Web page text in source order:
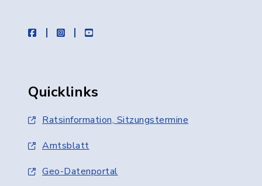
facebookinstagramyoutube
Quicklinks
Ratsinformation, Sitzungstermine
Amtsblatt
Geo-Datenportal